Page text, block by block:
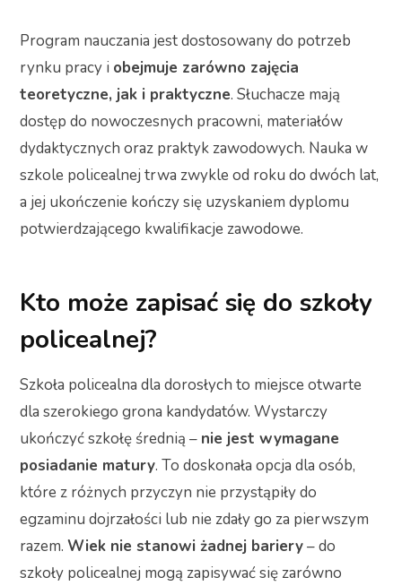
Program nauczania jest dostosowany do potrzeb
rynku pracy i obejmuje zarówno zajęcia
teoretyczne, jak i praktyczne. Słuchacze mają
dostęp do nowoczesnych pracowni, materiałów
dydaktycznych oraz praktyk zawodowych. Nauka w
szkole policealnej trwa zwykle od roku do dwóch lat,
a jej ukończenie kończy się uzyskaniem dyplomu
potwierdzającego kwalifikacje zawodowe.
Kto może zapisać się do szkoły
policealnej?
Szkoła policealna dla dorosłych to miejsce otwarte
dla szerokiego grona kandydatów. Wystarczy
ukończyć szkołę średnią – nie jest wymagane
posiadanie matury. To doskonała opcja dla osób,
które z różnych przyczyn nie przystąpiły do
egzaminu dojrzałości lub nie zdały go za pierwszym
razem. Wiek nie stanowi żadnej bariery– do
szkoły policealnej mogą zapisywać się zarówno